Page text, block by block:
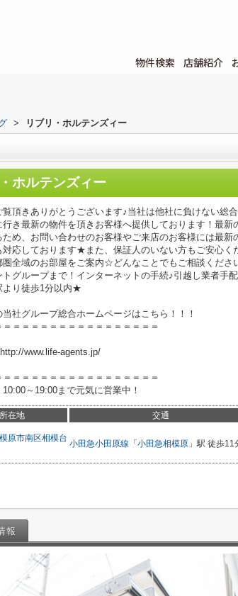
物件検索 店舗紹介
> リブリ・ホルテンズィー
ホルテンズィー
覧頂きありがとうございます♪当社は他社に負けない総
行き最新の物件を頂きお客様へ提供しております！最
ため、お問い合わせのお客様やご来店のお客様には最
対応しております★また、保証人のいない方もご安心く
圏全域のお部屋をご案内☆どんなことでもご相談くださ
トグループまで！インターネットの手続♪引越し業者
より徒歩1分以内★
社グループ総合ホームページはこちら！！！
＝＝＝＝＝＝＝＝＝＝＝＝＝＝＝＝＝
www.life-agents.jp/
＝＝＝＝＝＝＝＝＝＝＝＝＝＝＝＝＝
～19:00まで元気に営業中！
所在地 交通
原市南区相模台
小田急小田原線 「 小田急相模原 」駅 徒歩11
報